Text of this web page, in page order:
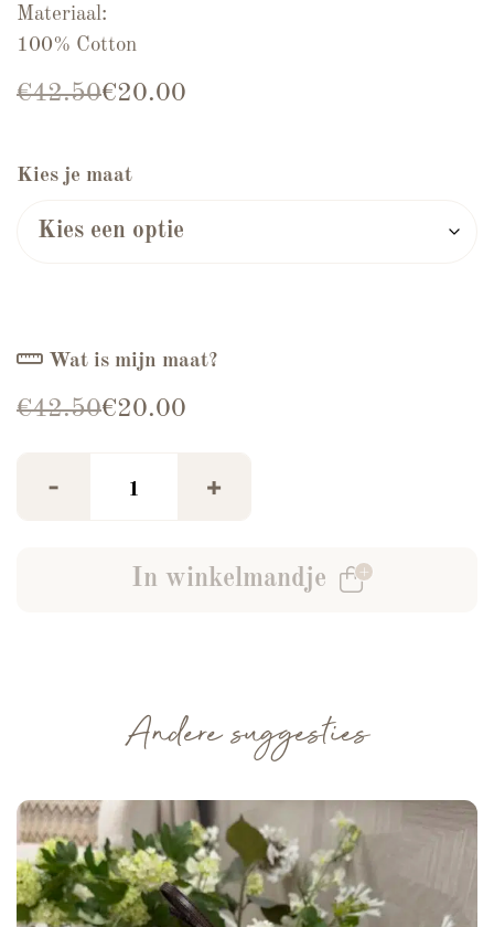
Materiaal:
100% Cotton
€42.50
Oorspronkelijke prijs was: €42.50.
€20.00
Huidige prijs is: €20.00.
Kies je maat
Wat is mijn maat?
€42.50
Oorspronkelijke prijs was: €42.50.
€20.00
Huidige prijs is: €20.00.
- +
In winkelmandje
Andere suggesties